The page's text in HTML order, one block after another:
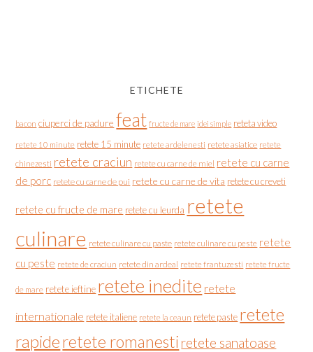
ETICHETE
bacon ciuperci de padure feat fructe de mare idei simple reteta video
retete 10 minute retete 15 minute retete ardelenesti retete asiatice retete
chinezesti retete craciun retete cu carne de miel retete cu carne
de porc retete cu carne de pui retete cu carne de vita retete cu creveti
retete cu fructe de mare retete cu leurda retete
culinare retete culinare cu paste retete culinare cu peste retete
cu peste retete de craciun retete din ardeal retete frantuzesti retete fructe
de mare retete ieftine retete inedite retete
internationale retete italiene retete la ceaun retete paste retete
rapideretete romanesti retete sanatoase